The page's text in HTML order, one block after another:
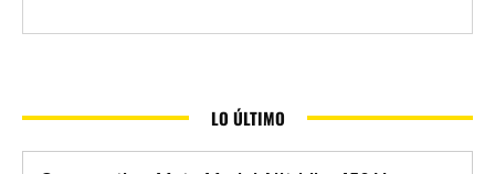
LO ÚLTIMO